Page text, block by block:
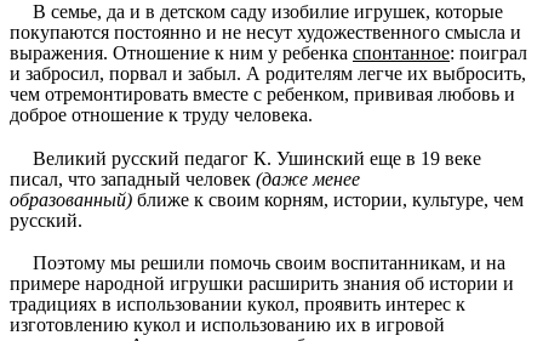
В семье, да и в детском саду изобилие игрушек, которые
покупаются постоянно и не несут художественного смысла и
выражения. Отношение к ним у ребенка спонтанное: поиграл
и забросил, порвал и забыл. А родителям легче их выбросить,
чем отремонтировать вместе с ребенком, прививая любовь и
доброе отношение к труду человека.
Великий русский педагог К. Ушинский еще в 19 веке
писал, что западный человек (даже менее
образованный) ближе к своим корням, истории, культуре, чем
русский.
Поэтому мы решили помочь своим воспитанникам, и на
примере народной игрушки расширить знания об истории и
традициях в использовании кукол, проявить интерес к
изготовлению кукол и использованию их в игровой